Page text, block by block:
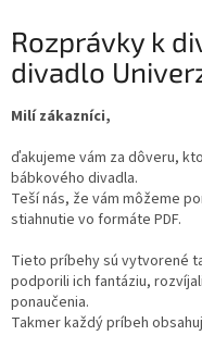
Rozprávky k
divadlo
Milí zákazníci,
ďakujeme vám za dôveru,
bábkového divadla.
Teší nás, že vám môžeme
stiahnutie vo formáte PDF.
Tieto príbehy sú vytvorené
podporili ich fantáziu,
ponaučenia.
Takmer každý príbeh